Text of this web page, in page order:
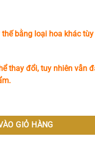
bằng loại hoa khác
thay đổi, tuy nhiên vẫn
GIỎ HÀNG